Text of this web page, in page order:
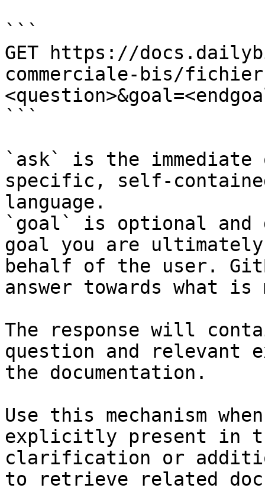
```
GET https://
commerciale-bis/
```
`ask` is the
specific, self-
language.
`goal` is optional and
goal you are
behalf of the user.
answer towards what
The response will
question and relevant
the documentation.
Use this mechanism
explicitly present in
clarification or